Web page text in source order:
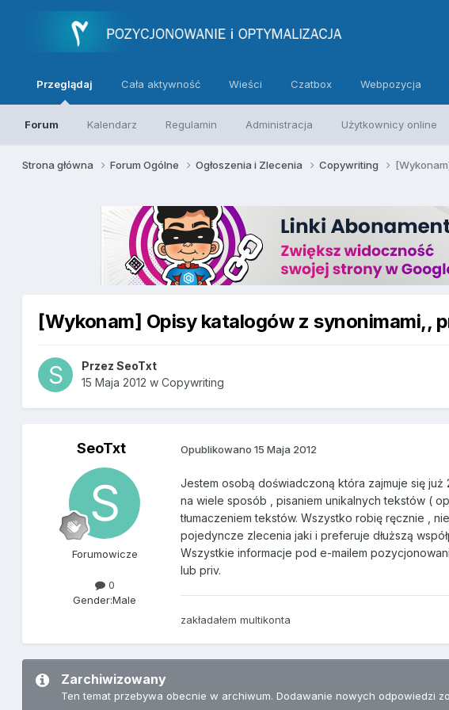
Przeglądaj
Forum Kalendarz Regulamin Administracja Użytkownicy online
Cała aktywność Wieści Czatbox Webpozycja
Strona główna Forum Ogólne Ogłoszenia i Zlecenia Copywriting
[Wykonam] Opisy katalogów z synonimami,,
PrzezSeoTxt
15 Maja 2012 wCopywriting
SeoTxt
Forumowicze
0
Gender:Male
Opublikowano15 Maja 2012
Jestem osobą doświadczoną która zajmuje się
na wiele sposób , pisaniem unikalnych tekstów (
tłumaczeniem tekstów. Wszystko robię ręcznie ,
pojedyncze zlecenia jaki i preferuje dłuższą
Wszystkie informacje pod e-mailem
lub priv.
zakładałem multikonta
Zarchiwizowany
Ten temat przebywa obecnie w archiwum. Dodawanie nowych odpowiedzi